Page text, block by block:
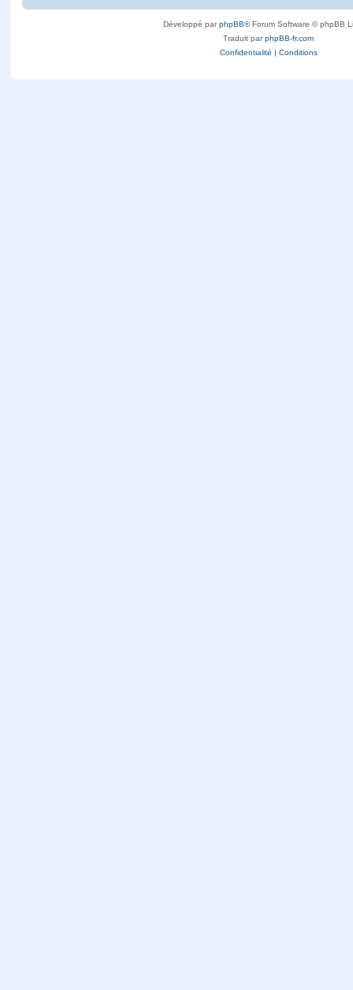
Développé parphpBB® Forum Software © phpBB
Traduit parphpBB-fr.com
Confidentialité | Conditions